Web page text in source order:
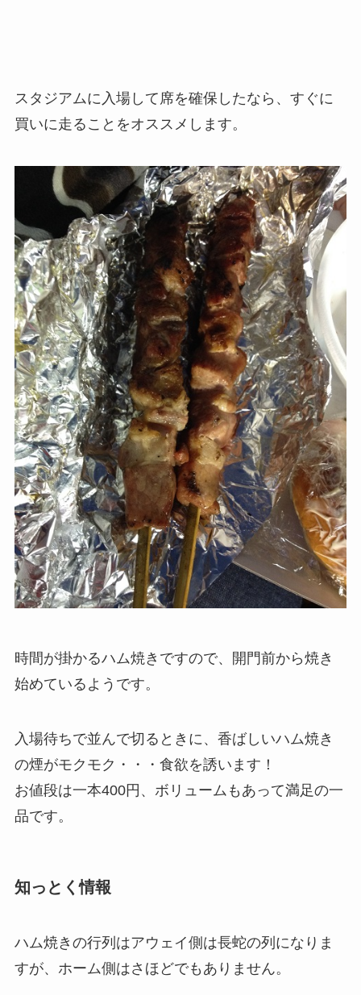
スタジアムに入場して席を確保したなら、すぐに
買いに走ることをオススメします。
時間が掛かるハム焼きですので、開門前から焼き
始めているようです。
入場待ちで並んで切るときに、香ばしいハム焼き
の煙がモクモク・・・食欲を誘います！
お値段は一本400円、ボリュームもあって満足の一
品です。
知っとく情報
ハム焼きの行列はアウェイ側は長蛇の列になりま
すが、ホーム側はさほどでもありません。